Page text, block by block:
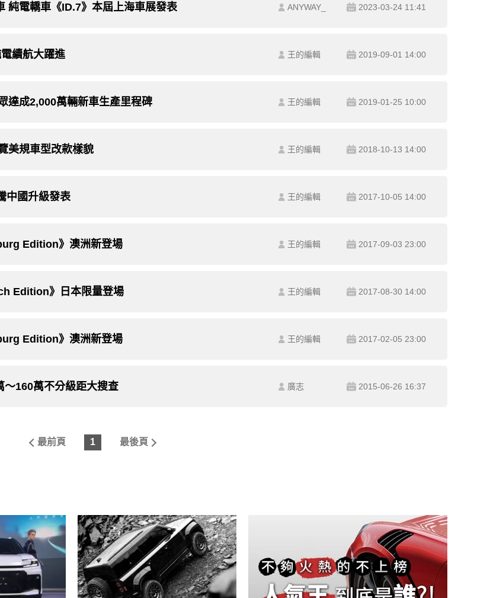
純電轎車《ID.7》本屆上海車展發表 ANYWAY_ 2023-03-24 11:41
續航大躍進 王的編輯 2019-09-01 14:00
達成2,000萬輛新車生產里程碑 王的編輯 2019-01-25 10:00
美規車型改款樣貌 王的編輯 2018-10-13 14:00
中國升級發表 王的編輯 2017-10-05 14:00
Edition》澳洲新登場 王的編輯 2017-09-03 23:00
Edition》日本限量登場 王的編輯 2017-08-30 14:00
Edition》澳洲新登場 王的編輯 2017-02-05 23:00
160萬不分級距大搜查 廣志 2015-06-26 16:37
最前頁 1 最後頁